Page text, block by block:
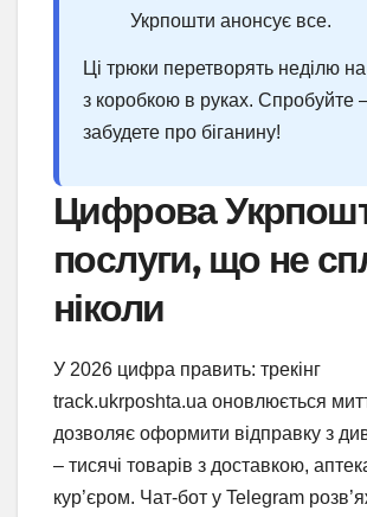
Укрпошти анонсує все.
Ці трюки перетворять неділю
з коробкою в руках. Спробуйте –
забудете про біганину!
Цифрова
послуги, що не
ніколи
У 2026 цифра править: трекінг
track.ukrposhta.ua оновлюється
дозволяє оформити відправку з
– тисячі товарів з доставкою,
кур’єром. Чат-бот у Telegram